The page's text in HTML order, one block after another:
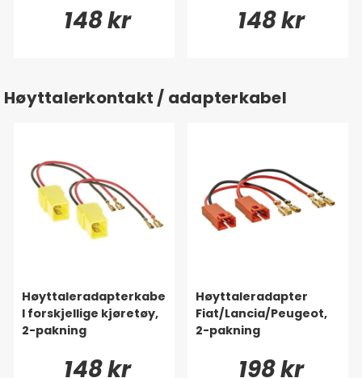
148 kr 148 kr
Høyttalerkontakt / adapterkabel
Høyttaleradapterkabe
l forskjellige kjøretøy,
2-pakning
148 kr
Høyttaleradapter
Fiat/Lancia/Peugeot,
2-pakning
198 kr